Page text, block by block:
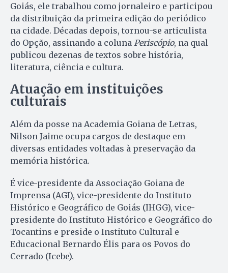
Goiás, ele trabalhou como jornaleiro e participou
da distribuição da primeira edição do periódico
na cidade. Décadas depois, tornou-se articulista
do Opção, assinando a coluna Periscópio, na qual
publicou dezenas de textos sobre história,
literatura, ciência e cultura.
Atuação em instituições
culturais
Além da posse na Academia Goiana de Letras,
Nilson Jaime ocupa cargos de destaque em
diversas entidades voltadas à preservação da
memória histórica.
É vice-presidente da Associação Goiana de
Imprensa (AGI), vice-presidente do Instituto
Histórico e Geográfico de Goiás (IHGG), vice-
presidente do Instituto Histórico e Geográfico do
Tocantins e preside o Instituto Cultural e
Educacional Bernardo Élis para os Povos do
Cerrado (Icebe).